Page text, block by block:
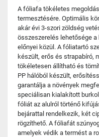
A fóliafa tökéletes
termesztésére. Optimális
akár évi 3-szori zöldség
összeszerelés lehetősége
előnyei közül. A fóliatartó
készült, erős és strapabíró,
tökéletesen állítható és
PP hálóból készült,
garantálja a növények
speciálisan kialakított
fóliát az alulról történő
bejárattal rendelkezik, két
rögzíthető. A fóliafát
amelyek védik a termést a